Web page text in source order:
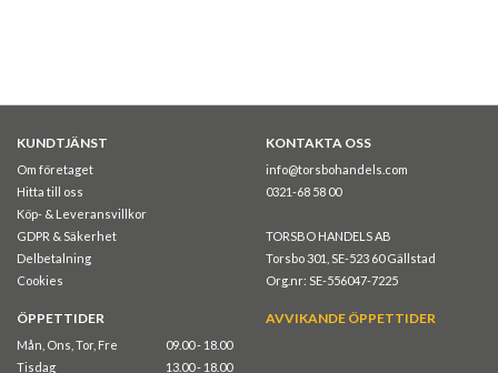
KUNDTJÄNST
Om företaget
Hitta till oss
Köp- & Leveransvillkor
GDPR & Säkerhet
Delbetalning
Cookies
KONTAKTA OSS
info@torsbohandels.com
0321-68 58 00
TORSBO HANDELS AB
Torsbo 301, SE-523 60 Gällstad
Org.nr: SE-556047-7225
ÖPPETTIDER
Mån, Ons, Tor, Fre
09.00 - 18.00
Tisdag
13.00 - 18.00
AVVIKANDE ÖPPETTIDER